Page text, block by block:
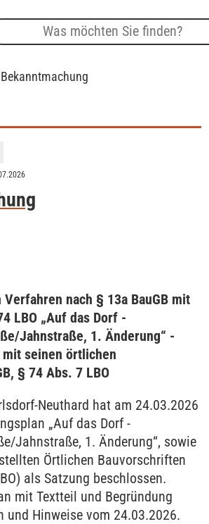
nach § 13a BauGB mit
LBO „Auf das Dorf -
Jahnstraße, 1. Änderung“ -
seinen örtlichen
§ 74 Abs. 7 LBO
Neuthard hat am 24.03.2026
„Auf das Dorf -
Jahnstraße, 1. Änderung“, sowie
Örtlichen Bauvorschriften
als Satzung beschlossen.
mit Textteil und Begründung
Hinweise vom 24.03.2026.